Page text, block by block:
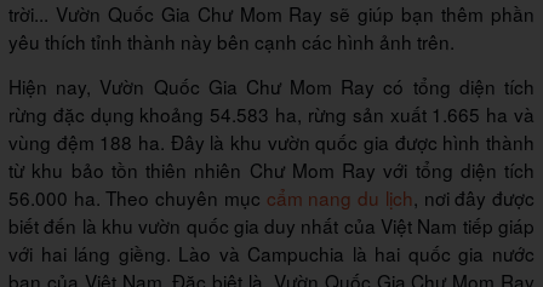
trời... Vườn Quốc Gia Chư Mom Ray sẽ giúp bạn thêm phần
yêu thích tỉnh thành này bên cạnh các hình ảnh trên.
Hiện nay, Vườn Quốc Gia Chư Mom Ray có tổng diện tích
rừng đặc dụng khoảng 54.583 ha, rừng sản xuất 1.665 ha và
vùng đệm 188 ha. Đây là khu vườn quốc gia được hình thành
từ khu bảo tồn thiên nhiên Chư Mom Ray với tổng diện tích
56.000 ha. Theo chuyên mục cẩm nang du lịch, nơi đây được
biết đến là khu vườn quốc gia duy nhất của Việt Nam tiếp giáp
với hai láng giềng. Lào và Campuchia là hai quốc gia nước
bạn của Việt Nam. Đặc biệt là, Vườn Quốc Gia Chư Mom Ray